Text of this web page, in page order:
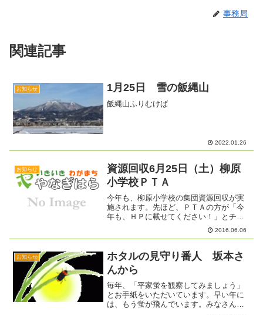
事務局
関連記事
お知らせ 1月25日 雪の飯縄山
飯縄山ふりむけば
2022.01.26
お知らせ
資源回収6月25日（土）柳原
小学校ＰＴＡ
今年も、柳原小学校の集団資源回収が実
施されます。先ほど、ＰＴＡの方が「今
年も、ＨＰに載せてください！」とチラ
シを持って自治協へ見えました。時間や
回収品目については、平成28年度資源回
2016.06.06
お知らせ
ホタルの見守り番人 坂本さ
んから
毎年、「平家蛍を観察してみましょう」
とお手紙をいただいています。早い年に
は、もう蛍が飛んでいます。みなさんも